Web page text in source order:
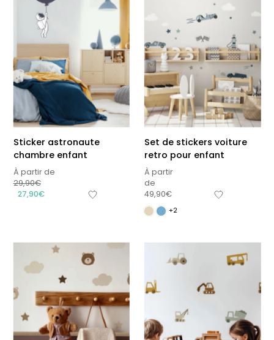
Sticker astronaute
chambre enfant
À partir de
29,90€
27,90€
Set de stickers voiture
retro pour enfant
À partir
de
49,90€
+2